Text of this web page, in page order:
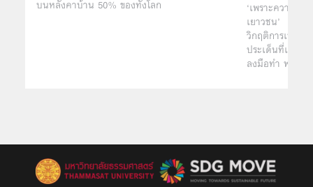
บนหลังคาบ้าน 50% ของทั้งโลก
‘เพราะความยั่
เยาวชน’
วิกฤติการเปลี่ย
ประเด็นที่เยาว
ลงมือทำ พร้อม